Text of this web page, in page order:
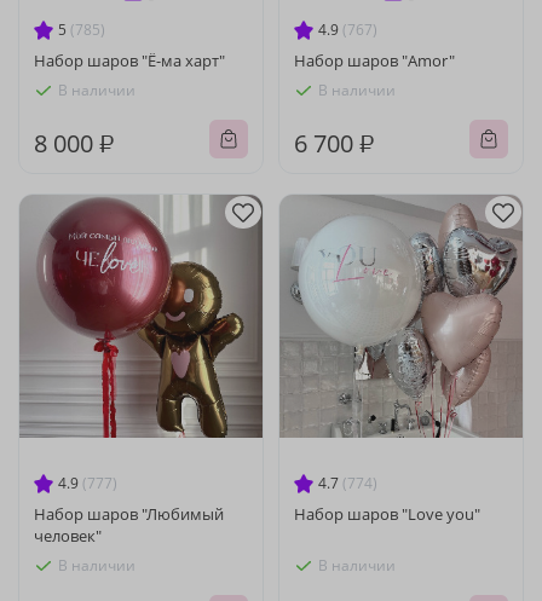
5 (785)
Набор шаров "Ё-ма харт"
В наличии
8 000 ₽
4.9 (767)
Набор шаров "Amor"
В наличии
6 700 ₽
4.9 (777)
Набор шаров "Любимый
человек"
В наличии
4.7 (774)
Набор шаров "Love you"
В наличии